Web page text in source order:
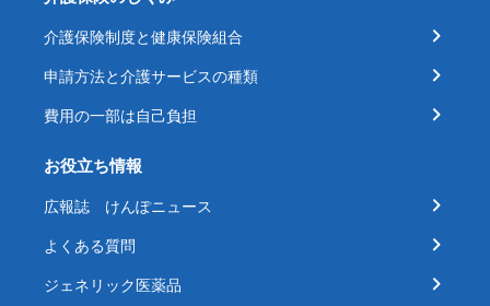
介護保険制度と健康保険組合
申請方法と介護サービスの種類
費用の一部は自己負担
お役立ち情報
広報誌 けんぽニュース
よくある質問
ジェネリック医薬品